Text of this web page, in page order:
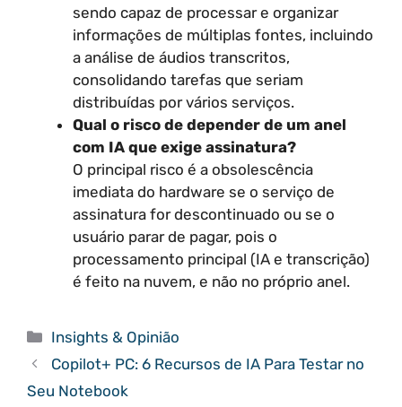
sendo capaz de processar e organizar
informações de múltiplas fontes, incluindo
a análise de áudios transcritos,
consolidando tarefas que seriam
distribuídas por vários serviços.
Qual o risco de depender de um anel
com IA que exige assinatura?
O principal risco é a obsolescência
imediata do hardware se o serviço de
assinatura for descontinuado ou se o
usuário parar de pagar, pois o
processamento principal (IA e transcrição)
é feito na nuvem, e não no próprio anel.
Categorias
Insights & Opinião
Copilot+ PC: 6 Recursos de IA Para Testar no
Seu Notebook